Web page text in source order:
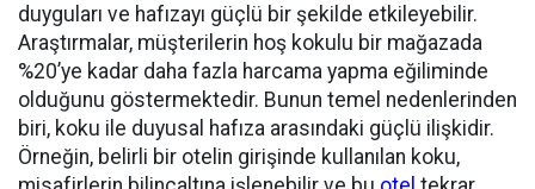
duyguları ve hafızayı güçlü bir şekilde etkileyebilir.
Araştırmalar, müşterilerin hoş kokulu bir mağazada
%20’ye kadar daha fazla harcama yapma eğiliminde
olduğunu göstermektedir. Bunun temel nedenlerinden
biri, koku ile duyusal hafıza arasındaki güçlü ilişkidir.
Örneğin, belirli bir otelin girişinde kullanılan koku,